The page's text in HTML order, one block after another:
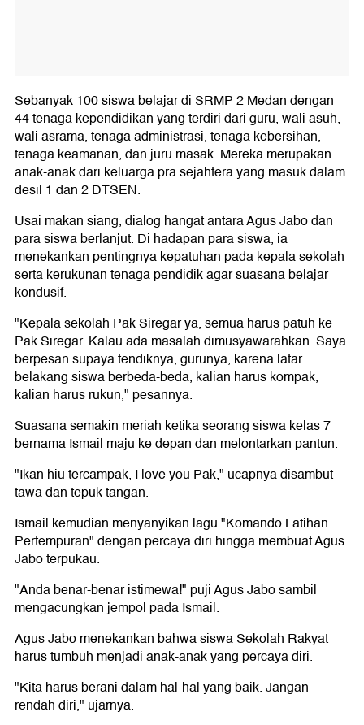
Sebanyak 100 siswa belajar di SRMP 2 Medan dengan
44 tenaga kependidikan yang terdiri dari guru, wali asuh,
wali asrama, tenaga administrasi, tenaga kebersihan,
tenaga keamanan, dan juru masak. Mereka merupakan
anak-anak dari keluarga pra sejahtera yang masuk dalam
desil 1 dan 2 DTSEN.
Usai makan siang, dialog hangat antara Agus Jabo dan
para siswa berlanjut. Di hadapan para siswa, ia
menekankan pentingnya kepatuhan pada kepala sekolah
serta kerukunan tenaga pendidik agar suasana belajar
kondusif.
"Kepala sekolah Pak Siregar ya, semua harus patuh ke
Pak Siregar. Kalau ada masalah dimusyawarahkan. Saya
berpesan supaya tendiknya, gurunya, karena latar
belakang siswa berbeda-beda, kalian harus kompak,
kalian harus rukun," pesannya.
Suasana semakin meriah ketika seorang siswa kelas 7
bernama Ismail maju ke depan dan melontarkan pantun.
"Ikan hiu tercampak, I love you Pak," ucapnya disambut
tawa dan tepuk tangan.
Ismail kemudian menyanyikan lagu "Komando Latihan
Pertempuran" dengan percaya diri hingga membuat Agus
Jabo terpukau.
"Anda benar-benar istimewa!" puji Agus Jabo sambil
mengacungkan jempol pada Ismail.
Agus Jabo menekankan bahwa siswa Sekolah Rakyat
harus tumbuh menjadi anak-anak yang percaya diri.
"Kita harus berani dalam hal-hal yang baik. Jangan
rendah diri," ujarnya.